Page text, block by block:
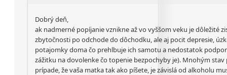
Dobrý deň,
ak nadmerné popíjanie vznikne až vo vyššom veku je dôležité
zbytočnosti po odchode do dôchodku, ale aj pocit depresie,
potajomky doma čo prehlbuje ich samotu a nedostatok
zážitku na dovolenke čo topenie bezpochyby je). Mnohým
prípade, že vaša matka tak ako píšete, je závislá od alkoholu